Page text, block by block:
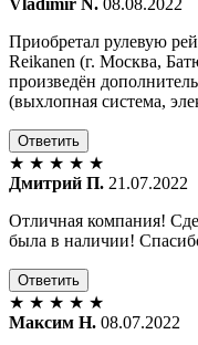
Vladimir N. 08.08.2022
Приобретал рулевую
Reikanen (г. Москва,
произведён
(выхлопная система,
Ответить
★ ★ ★ ★ ★
Дмитрий П. 21.07.2022
Отличная компания!
была в наличии!
Ответить
★ ★ ★ ★ ★
Максим Н. 08.07.2022